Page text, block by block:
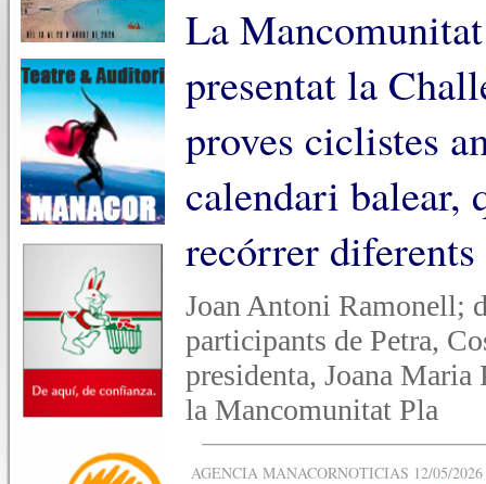
La
presentat la
proves ciclistes
calendari balear,
recórrer
Joan Antoni Ramonell;
participants de Petra,
presidenta, Joana Maria
la Mancomunitat Pla
AGENCIA MANACORNOTICIAS 12/05/